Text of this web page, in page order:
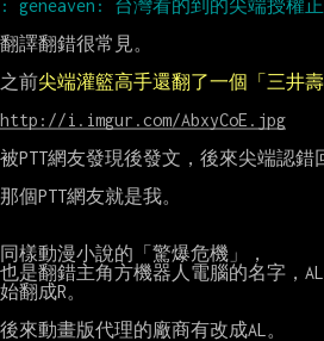
翻譯翻錯很常見。
之前尖端灌籃高手還翻了一個「三井壽
http://i.imgur.com/AbxyCoE.jpg
被PTT網友發現後發文，後來尖端認錯
那個PTT網友就是我。
同樣動漫小說的「驚爆危機」，
也是翻錯主角方機器人電腦的名字，
始翻成R。
後來動畫版代理的廠商有改成AL。